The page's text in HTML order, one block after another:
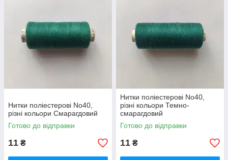
Нитки поліестерові No40,
різні кольори Смарагдовий
Готово до відправки
11 ₴
Нитки поліестерові No40,
різні кольори Темно-
смарагдовий
Готово до відправки
11 ₴